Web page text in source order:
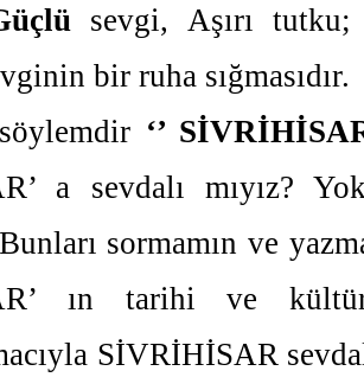
sevgi, Aşırı tutku;
bir ruha sığmasıdır.
‘’
a sevdalı mıyız?
sormamın ve
ın tarihi ve
SİVRİHİSAR